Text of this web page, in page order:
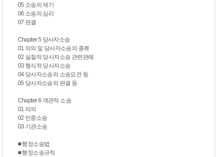
05 소송의 제기
06 소송의 심리
07 판결
Chapter 5 당사자소송
01 의의 및 당사자소송의 종류
02 실질적 당사자소송 관련판례
03 형식적 당사자소송
04 당사자소송의 소송요건 등
05 당사자소송의 판결 등
Chapter 6 객관적 소송
01 의의
02 민중소송
03 기관소송
■ 행정소송법
■ 행정소송규칙